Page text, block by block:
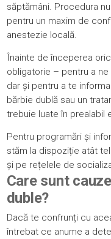
săptămâni. Procedura
pentru un maxim de
anestezie locală.
Înainte de începerea
obligatorie – pentru a
dar și pentru a te
bărbie dublă sau un
trebuie luate în prealabil
Pentru programări și
stăm la dispoziție atât
și pe rețelele de
Care sunt
duble?
Dacă te confrunți cu
întrebat ce anume a